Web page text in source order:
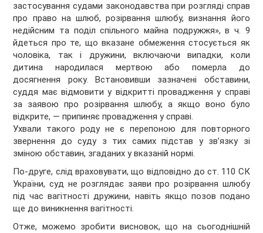
застосування судами законодавства при розгляді справ
про право на шлюб, розірвання шлюбу, визнання його
недійсним та поділ спільного майна подружжя», в ч. 9
йдеться про те, що вказане обмеження стосується як
чоловіка, так і дружини, включаючи випадки, коли
дитина народилася мертвою або померла до
досягнення року. Встановивши зазначені обставини,
суддя має відмовити у відкритті провадження у справі
за заявою про розірвання шлюбу, а якщо воно було
відкрите, — припиняє провадження у справі.
Ухвали такого роду не є перепоною для повторного
звернення до суду з тих самих підстав у зв’язку зі
зміною обставин, згаданих у вказаній нормі.
По-друге, слід враховувати, що відповідно до ст. 110 СК
України, суд не розглядає заяви про розірвання шлюбу
під час вагітності дружини, навіть якщо позов подано
ще до виникнення вагітності.
Отже, можемо зробити висновок, що на сьогоднішній